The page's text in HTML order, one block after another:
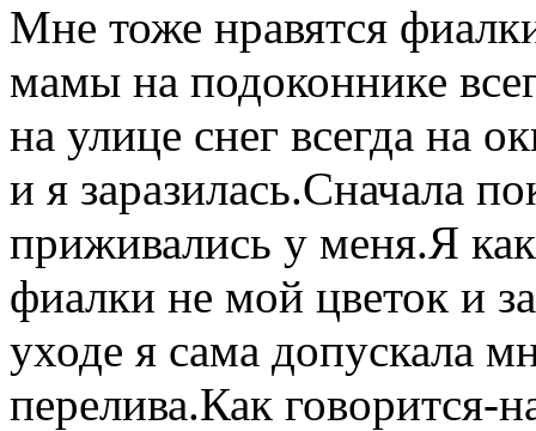
Мне тоже нравятся
мамы на подоконнике
на улице снег всегда на
и я заразилась.Сначала
приживались у меня.Я
фиалки не мой цветок и
уходе я сама допускала
перелива.Как говорится-